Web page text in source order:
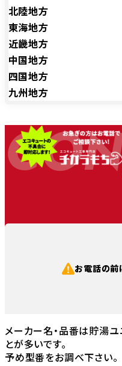
北陸地方
東海地方
近畿地方
中国地方
四国地方
九州地方
お電話の前
メーカー名・品番は貯湯
とが多いです。
予め型番をお調べ下さい。